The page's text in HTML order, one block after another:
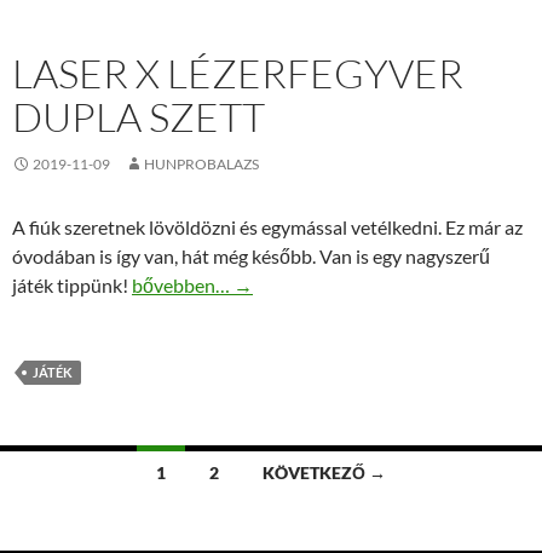
LASER X LÉZERFEGYVER
DUPLA SZETT
2019-11-09 HUNPROBALAZS
A fiúk szeretnek lövöldözni és egymással vetélkedni. Ez már az
óvodában is így van, hát még később. Van is egy nagyszerű
játék tippünk! Laser X lézerfegyver dupla szett
bővebben… →
JÁTÉK
Bejegyzések
1 2 KÖVETKEZŐ →